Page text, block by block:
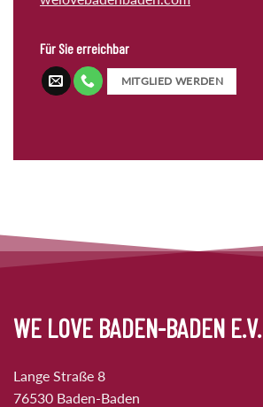
Für Sie erreichbar
MITGLIED WERDEN
WE LOVE BADEN-BADEN E.V.
Lange Straße 8
76530 Baden-Baden